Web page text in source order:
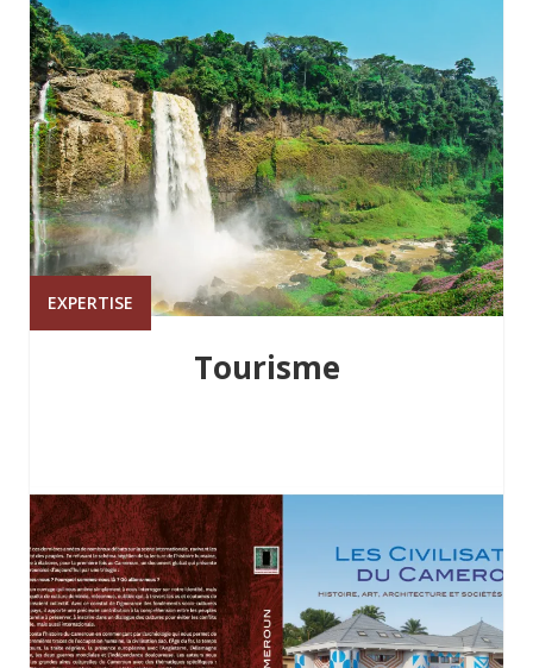
EXPERTISE
Tourisme